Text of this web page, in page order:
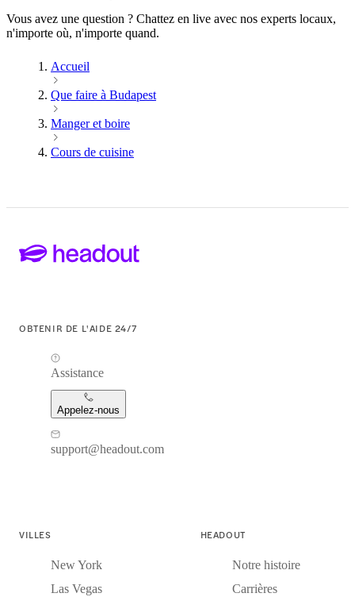
Vous avez une question ? Chattez en live avec nos experts locaux,
n'importe où, n'importe quand.
Accueil
Que faire à Budapest
Manger et boire
Cours de cuisine
OBTENIR DE L'AIDE 24/7
Assistance
Appelez-nous
support@headout.com
VILLES
New York
Las Vegas
HEADOUT
Notre histoire
Carrières